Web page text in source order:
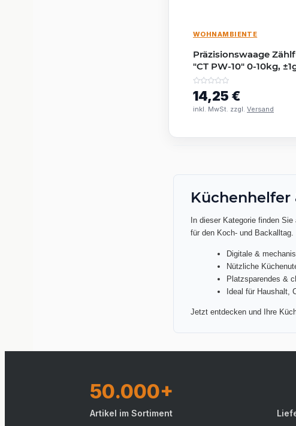
WOHNAMBIENTE
Präzisionswaage
"CT PW-10" 0-10kg,
21x15x4,5cm
14,25 €
inkl. MwSt. zzgl. Versand
Küchenhelfer
In dieser Kategorie finden
für den Koch- und Backalltag.
Digitale &
Nützliche
Platzsparendes &
Ideal für Haushalt,
Jetzt entdecken und Ihre
50.000+
Artikel im Sortiment